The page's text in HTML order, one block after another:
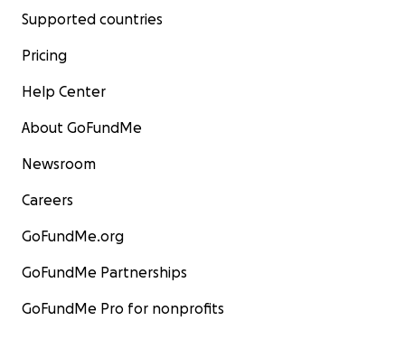
Supported countries
Pricing
Help Center
About GoFundMe
Newsroom
Careers
GoFundMe.org
GoFundMe Partnerships
GoFundMe Pro for nonprofits